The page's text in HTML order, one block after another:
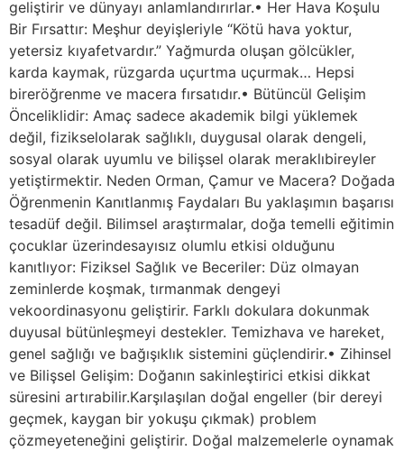
geliştirir ve dünyayı anlamlandırırlar.• Her Hava Koşulu
Bir Fırsattır: Meşhur deyişleriyle “Kötü hava yoktur,
yetersiz kıyafetvardır.” Yağmurda oluşan gölcükler,
karda kaymak, rüzgarda uçurtma uçurmak… Hepsi
bireröğrenme ve macera fırsatıdır.• Bütüncül Gelişim
Önceliklidir: Amaç sadece akademik bilgi yüklemek
değil, fizikselolarak sağlıklı, duygusal olarak dengeli,
sosyal olarak uyumlu ve bilişsel olarak meraklıbireyler
yetiştirmektir. Neden Orman, Çamur ve Macera? Doğada
Öğrenmenin Kanıtlanmış Faydaları Bu yaklaşımın başarısı
tesadüf değil. Bilimsel araştırmalar, doğa temelli eğitimin
çocuklar üzerindesayısız olumlu etkisi olduğunu
kanıtlıyor: Fiziksel Sağlık ve Beceriler: Düz olmayan
zeminlerde koşmak, tırmanmak dengeyi
vekoordinasyonu geliştirir. Farklı dokulara dokunmak
duyusal bütünleşmeyi destekler. Temizhava ve hareket,
genel sağlığı ve bağışıklık sistemini güçlendirir.• Zihinsel
ve Bilişsel Gelişim: Doğanın sakinleştirici etkisi dikkat
süresini artırabilir.Karşılaşılan doğal engeller (bir dereyi
geçmek, kaygan bir yokuşu çıkmak) problem
çözmeyeteneğini geliştirir. Doğal malzemelerle oynamak